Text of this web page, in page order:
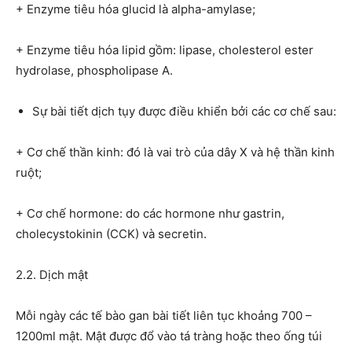
+ Enzyme tiêu hóa glucid là alpha-amylase;
+ Enzyme tiêu hóa lipid gồm: lipase, cholesterol ester
hydrolase, phospholipase A.
Sự bài tiết dịch tụy được điều khiển bởi các cơ chế sau:
+ Cơ chế thần kinh: đó là vai trò của dây X và hệ thần kinh
ruột;
+ Cơ chế hormone: do các hormone như gastrin,
cholecystokinin (CCK) và secretin.
2.2. Dịch mật
Mỗi ngày các tế bào gan bài tiết liên tục khoảng 700 –
1200ml mật. Mật được đổ vào tá tràng hoặc theo ống túi